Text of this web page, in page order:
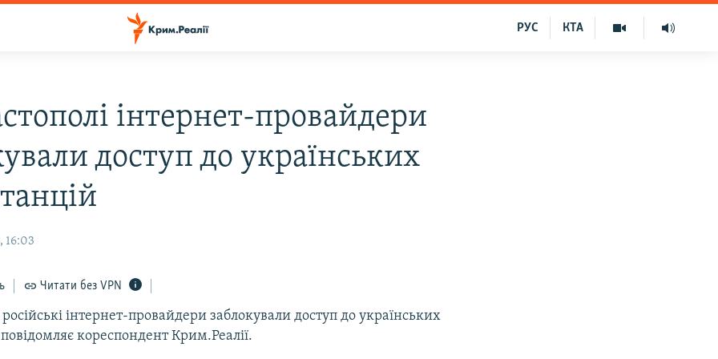
КТА
РУС
інтернет-провайдери
доступ до українських
16:03
Читати без VPN
інтернет-провайдери заблокували доступ до українських
кореспондент Крим.Реалії.